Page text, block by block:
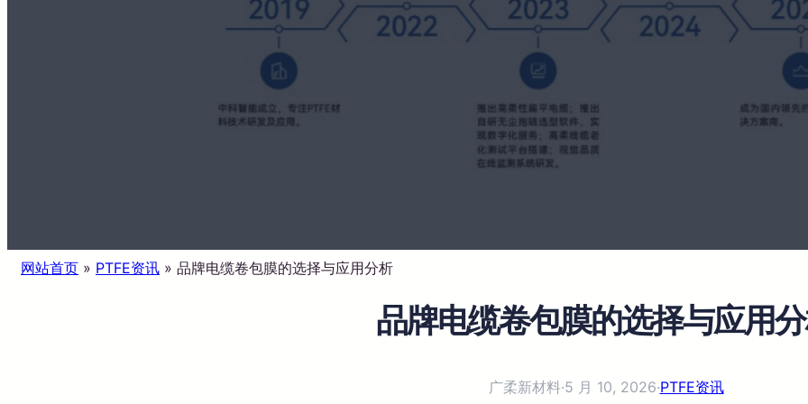
网站首页 » PTFE资讯 » 品牌电缆卷包膜的选择与应用分析
品牌电缆卷包膜的选择与应用
广柔新材料·5 月 10, 2026·PTFE资讯